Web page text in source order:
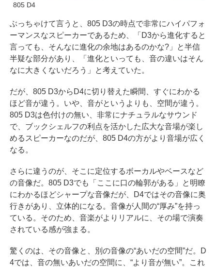
805 D4
ぶっちゃけて言うと、805 D3の時点で非常にハイパフォ
ーマンスなスピーカーであるため、「D3から進化すると
言っても、そんなに進化の余地はあるのかな?」と半信
半疑な部分があり、「進化といっても、音の違いはそん
なに大きくないだろう」と考えていた。
だが、805 D3からD4に切り替えた瞬間、すぐにわかる
ほど音が違う。いや、音がというよりも、空間が違う。
805 D3は色付けの無い、非常にナチュラルなサウンド
で、ブックシェルフの利点を活かした広大な音場が楽し
めるスピーカーなのだが、805 D4の方がより音場が広く
なる。
さらに違うのが、そこに定位するボーカルやベースなど
の音像だ。805 D3でも「ここに口の輪郭がある」と明瞭
にわかるほどシャープな音像だが、D4ではその音像に奥
行きがあり、立体的になる。音像が人間の“厚み”を持っ
ている。そのため、音楽がよりリアルに、その場で演奏
されている感が強まる。
驚くのは、その音像と、別の音像の“あいだの空間”だ。D
4では、音の無いあいだの空間に、“より音が無い”。これ